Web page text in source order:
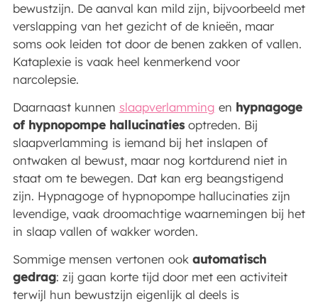
bewustzijn. De aanval kan mild zijn, bijvoorbeeld met
verslapping van het gezicht of de knieën, maar
soms ook leiden tot door de benen zakken of vallen.
Kataplexie is vaak heel kenmerkend voor
narcolepsie.
Daarnaast kunnen slaapverlamming en hypnagoge
of hypnopompe hallucinatiesoptreden. Bij
slaapverlamming is iemand bij het inslapen of
ontwaken al bewust, maar nog kortdurend niet in
staat om te bewegen. Dat kan erg beangstigend
zijn. Hypnagoge of hypnopompe hallucinaties zijn
levendige, vaak droomachtige waarnemingen bij het
in slaap vallen of wakker worden.
Sommige mensen vertonen ook automatisch
gedrag: zij gaan korte tijd door met een activiteit
terwijl hun bewustzijn eigenlijk al deels is